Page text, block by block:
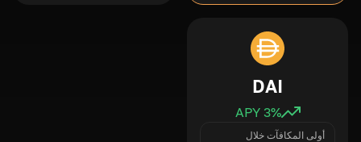
DAI
3% APY
أولى المكافآت خلال